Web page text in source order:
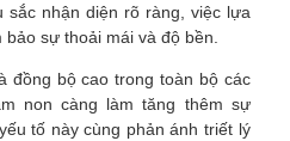
nhận diện rõ ràng, việc lựa
sự thoải mái và độ bền.
đồng bộ cao trong toàn bộ các
non càng làm tăng thêm sự
tố này cùng phản ánh triết lý